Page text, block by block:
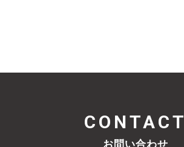
CONTACT
お問い合わせ